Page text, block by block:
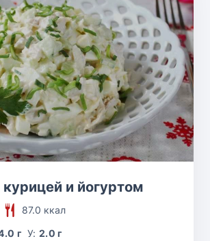
и йогуртом
87.0 ккал
г У:2.0 г